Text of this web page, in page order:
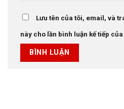
Lưu tên của tôi, email, và
này cho lần bình luận kế tiếp